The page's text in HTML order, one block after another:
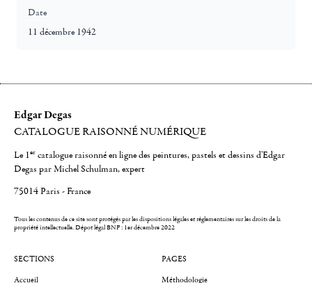
Date
11 décembre 1942
Edgar Degas
CATALOGUE RAISONNÉ NUMÉRIQUE
Le 1er catalogue raisonné en ligne des peintures, pastels et dessins d'Edgar
Degas par Michel Schulman, expert
75014 Paris - France
Tous les contenus de ce site sont protégés par les dispositions légales et réglementaires sur les droits de la
propriété intellectuelle.Dépot légal BNF : 1er décembre 2022
SECTIONS
Accueil
PAGES
Méthodologie